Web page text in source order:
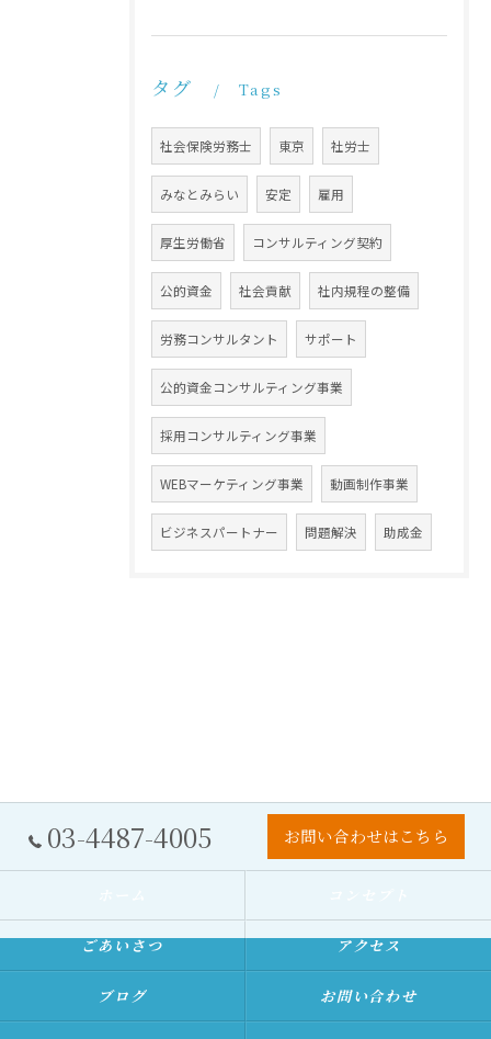
タグ Tags
社会保険労務士 東京 社労士
みなとみらい 安定 雇用
厚生労働省 コンサルティング契約
公的資金 社会貢献 社内規程の整備
労務コンサルタント サポート
公的資金コンサルティング事業
採用コンサルティング事業
WEBマーケティング事業 動画制作事業
ビジネスパートナー 問題解決 助成金
03-4487-4005 お問い合わせはこちら
ごあいさつ アクセス
ブログ お問い合わせ